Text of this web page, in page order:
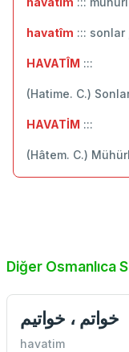
havatîm :::
HAVATÎM :::
(Hatime. C.)
HAVATİM :::
(Hâtem. C.)
Diğer Osmanlıca
خواتم ، خواتيم
havatim